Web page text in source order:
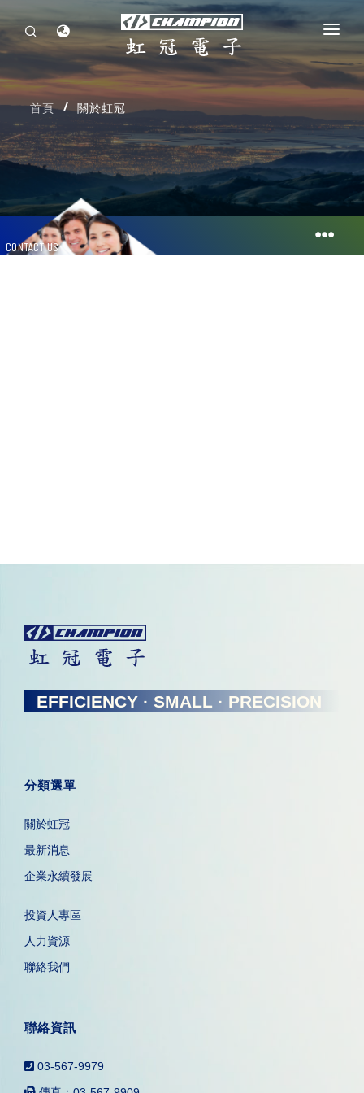
首頁
關於虹冠
投資人專區
企業永續發展
首頁 關於虹冠
EFFICIENCY · SMALL · PRECISION
分類選單
關於虹冠
最新消息
企業永續發展
投資人專區
人力資源
聯絡我們
聯絡資訊
03-567-9979